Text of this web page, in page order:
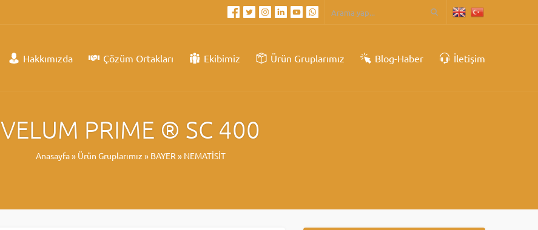
Hakkımızda Çözüm Ortakları Ekibimiz Ürün Gruplarımız Blog-Haber İletişim
VELUM PRIME ® SC 400
Anasayfa» Ürün Gruplarımız » BAYER » NEMATİSİT